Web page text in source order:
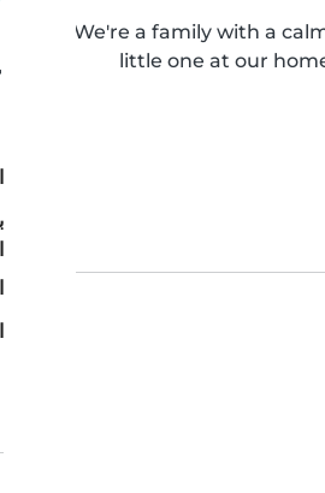
We're a family with a
little one at our